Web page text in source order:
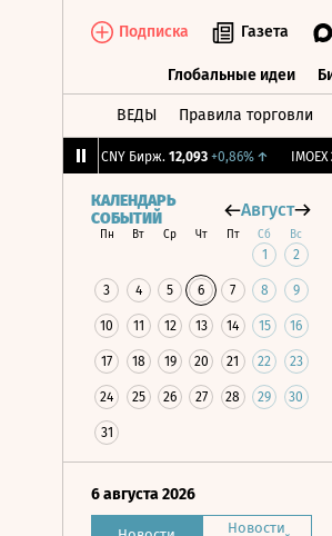
Подписка Газета
Глобальные идеи
ВЕДЫ Правила торговли
CNY Бирж. 12,093 +0,86%↑ IMOEX 2
КАЛЕНДАРЬ
СОБЫТИЙ
Август
Пн Вт Ср Чт Пт Сб Вс
1 2
3 4 5 6 7 8 9
10 11 12 13 14 15 16
17 18 19 20 21 22 23
24 25 26 27 28 29 30
31
6 августа 2026
Новости